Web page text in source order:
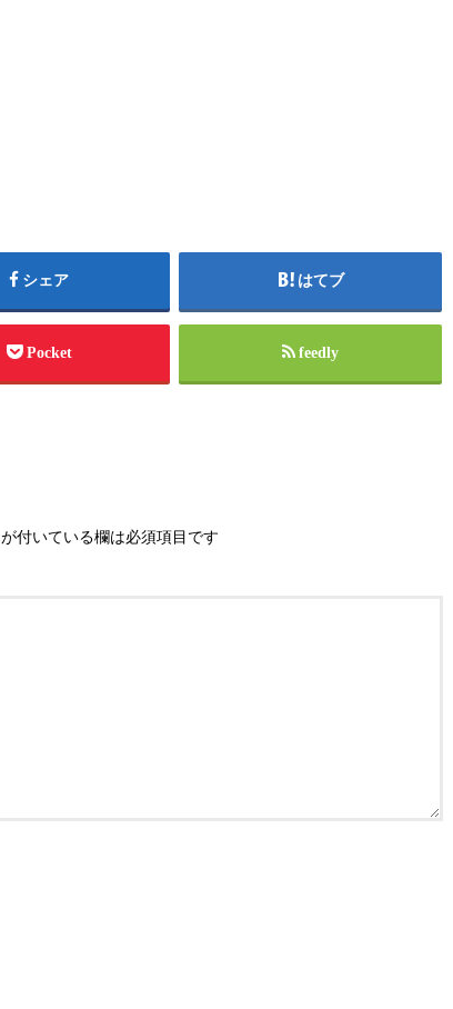
シェア はてブ
Pocket feedly
が付いている欄は必須項目です